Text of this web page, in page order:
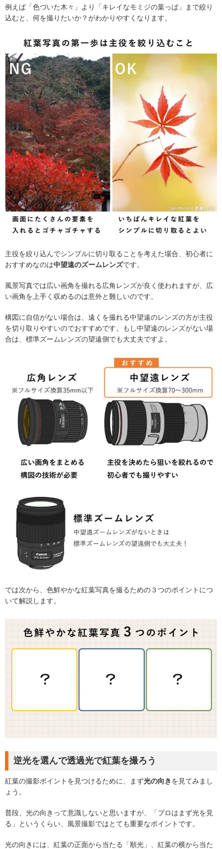
例えば「色づいた木々」より「キレイなモミジの葉っぱ」まで絞り
込むと、何を撮りたいか？がわかりやすくなります。
主役を絞り込んでシンプルに切り取ることを考えた場合、初心者に
おすすめなのは中望遠のズームレンズです。
風景写真では広い画角を撮れる広角レンズが良く使われますが、広
い画角を上手く収めるのは意外と難しいのです。
構図に自信がない場合は、遠くを撮れる中望遠のレンズの方が主役
を切り取りやすいのでおすすめです。もし中望遠のレンズがない場
合は、標準ズームレンズの望遠側でも大丈夫ですよ。
では次から、色鮮やかな紅葉写真を撮るための３つのポイントにつ
いて解説します。
逆光を選んで透過光で紅葉を撮ろう
紅葉の撮影ポイントを見つけるために、まず光の向きを見てみまし
ょう。
普段、光の向きって意識しないと思いますが、「プロはまず光を見
る」というくらい、風景撮影ではとても重要なポイントです。
光の向きには、紅葉の正面から当たる「順光」、紅葉の横から当た